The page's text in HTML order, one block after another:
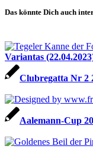
Das könnte Dich auch
Variantas
Clubregatta Nr 2
Aalemann-Cup